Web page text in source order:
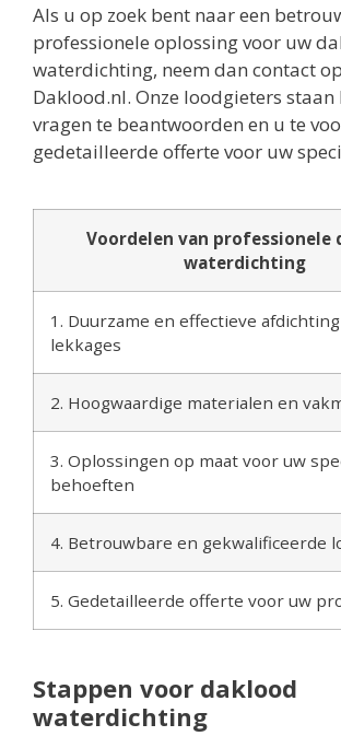
Als u op zoek bent naar een
professionele oplossing voor uw
waterdichting, neem dan contact
Daklood.nl. Onze loodgieters
vragen te beantwoorden en u te
gedetailleerde offerte voor uw
Voordelen van professionele
waterdichting
1. Duurzame en effectieve
lekkages
2. Hoogwaardige materialen en
3. Oplossingen op maat voor uw
behoeften
4. Betrouwbare en gekwalificeerde
5. Gedetailleerde offerte voor uw
Stappen voor daklood
waterdichting